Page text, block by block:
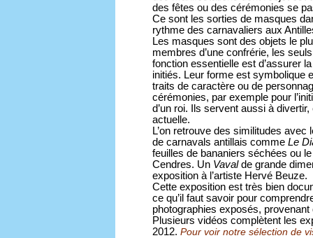
des fêtes ou des cérémonies se
Ce sont les sorties de masques
rythme des carnavaliers aux
Les masques sont des objets le
membres d’une confrérie, les
fonction essentielle est d’assurer
initiés. Leur forme est symbolique
traits de caractère ou de
cérémonies, par exemple pour
d’un roi. Ils servent aussi à
actuelle.
L’on retrouve des similitudes
de carnavals antillais comme Le
feuilles de bananiers séchées ou
Cendres. Un Vavalde grande
exposition à l’artiste Hervé Beuze.
Cette exposition est très bien
ce qu’il faut savoir pour
photographies exposés, provenant
Plusieurs vidéos complètent les
2012. Pour voir notre sélection de